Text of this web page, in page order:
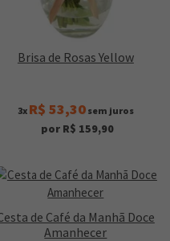
Brisa de Rosas Yellow
3x R$ 53,30sem juros
por R$ 159,90
de Café da Manhã Doce
Amanhecer